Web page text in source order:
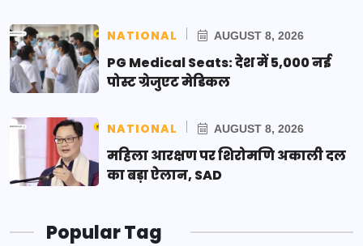
NATIONAL AUGUST 8, 2026
PG Medical Seats: देश में 5,000 नई
पोस्ट ग्रेजुएट मेडिकल
NATIONAL AUGUST 8, 2026
महिला आरक्षण पर शिरोमणि अकाली दल
का बड़ा ऐलान, SAD
Popular Tag